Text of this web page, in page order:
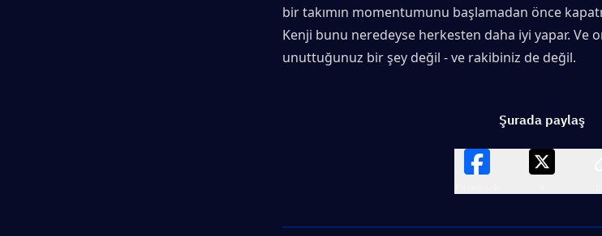
bir takımın momentumunu başlamadan önce
Kenji bunu neredeyse herkesten daha iyi yapar. Ve
unuttuğunuz bir şey değil - ve rakibiniz de değil.
Şurada paylaş